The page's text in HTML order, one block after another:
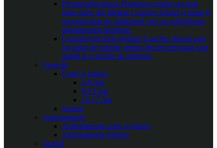
PremiumSecțiunea Premium conține cea mai
mare parte din librăria Coaches Ahead și poate fi
accesată doar de utilizatorii care au achiziționat
abonamentul premium.
GratuiteArticolele gratuite Coaches Ahead sunt
un punct de pornire pentru fiecare persoană care
aspiră la o poziție de antrenor.
Exerciții
Copii și juniori
5-8 Ani
9-13 Ani
14-17 Ani
Seniori
Antrenamente
Antrenamente copii și juniori
Antrenamente Seniori
Tactică